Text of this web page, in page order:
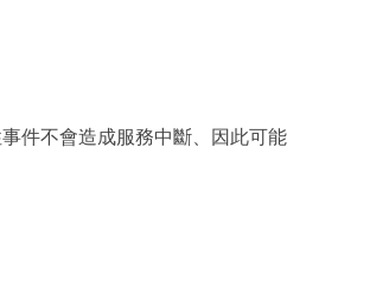
件不會造成服務中斷、因此可能